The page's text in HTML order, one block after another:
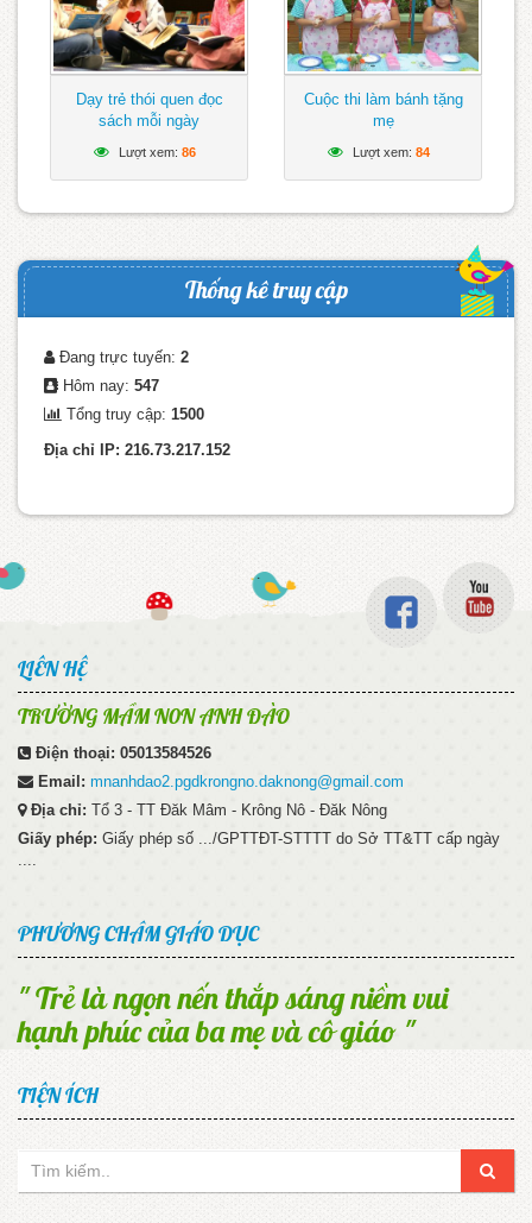
Dạy trẻ thói quen đọc
sách mỗi ngày
Lượt xem: 86
Cuộc thi làm bánh tặng
mẹ
Lượt xem: 84
Thống kê truy cập
Đang trực tuyến: 2
Hôm nay: 547
Tổng truy cập: 1500
Địa chỉ IP: 216.73.217.152
LIÊN HỆ
TRƯỜNG MẦM N0N ANH ĐÀO
Điện thoại: 05013584526
Email: mnanhdao2.pgdkrongno.daknong@gmail.com
Địa chỉ: Tổ 3 - TT Đăk Mâm - Krông Nô - Đăk Nông
Giấy phép: Giấy phép số .../GPTTĐT-STTTT do Sở TT&TT cấp ngày
....
PHƯƠNG CHÂM GIÁO DỤC
" Trẻ là ngọn nến thắp sáng niềm vui
hạnh phúc của ba mẹ và cô giáo "
TIỆN ÍCH